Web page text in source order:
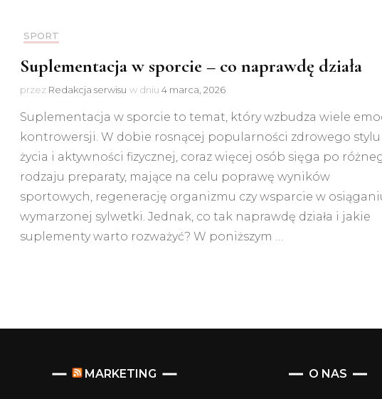
SPORT
Suplementacja w sporcie – co naprawdę działa
przez Redakcja serwisu w dniu 4 marca, 2026
Suplementacja w sporcie to temat, który wzbudza wiele
kontrowersji. W dobie rosnącej popularności zdrowego stylu
życia i aktywności fizycznej, coraz więcej osób sięga po
rodzaju preparaty, mające na celu poprawę wyników
sportowych, regenerację organizmu czy wsparcie w
wymarzonej sylwetki. Jednak, co tak naprawdę działa i jakie
suplementy warto rozważyć? W poniższym …
MARKETING O NAS